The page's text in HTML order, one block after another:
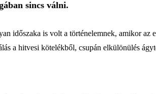
sincs válni.
időszaka is volt a történelemnek, amikor
a hitvesi kötelékből, csupán elkülönülés